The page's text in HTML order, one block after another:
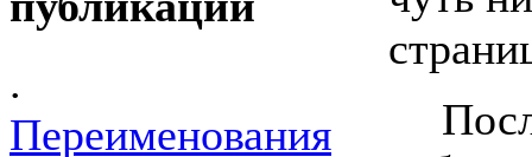
.
Переименования